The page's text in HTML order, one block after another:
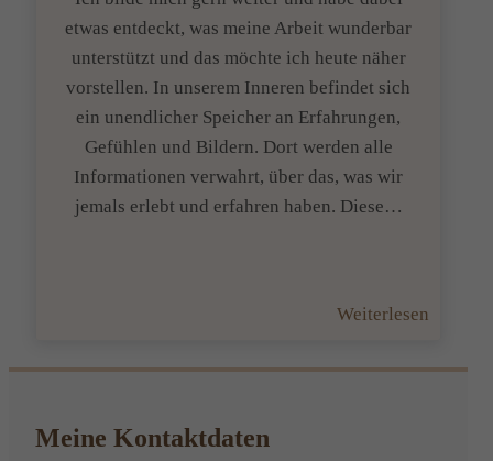
etwas entdeckt, was meine Arbeit wunderbar
unterstützt und das möchte ich heute näher
vorstellen. In unserem Inneren befindet sich
ein unendlicher Speicher an Erfahrungen,
Gefühlen und Bildern. Dort werden alle
Informationen verwahrt, über das, was wir
jemals erlebt und erfahren haben. Diese…
Weiterlesen
–
Meine Kontaktdaten